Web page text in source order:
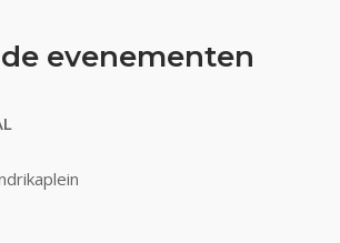
evenementen